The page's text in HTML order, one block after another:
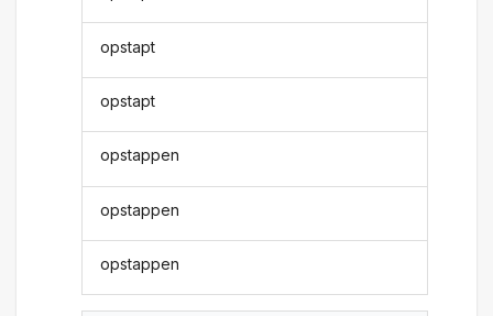
opstapt
opstapt
opstappen
opstappen
opstappen